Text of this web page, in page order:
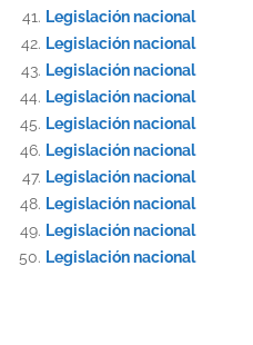
Legislación nacional
Legislación nacional
Legislación nacional
Legislación nacional
Legislación nacional
Legislación nacional
Legislación nacional
Legislación nacional
Legislación nacional
Legislación nacional